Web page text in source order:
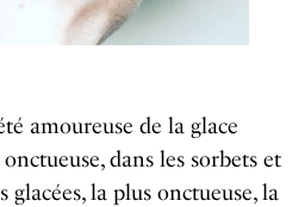
amoureuse de la glace
dans les sorbets et
glacées, la plus onctueuse, la